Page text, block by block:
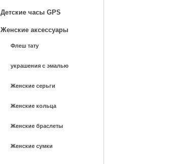
Детские часы GPS
Женские аксессуары
Флеш тату
украшения с эмалью
Женские серьги
Женские кольца
Женские браслеты
Женские сумки